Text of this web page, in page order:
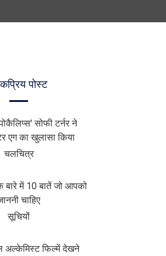
पोस्ट
सोफी टर्नर ने
एग का खुलासा किया
चलचित्र
बारे में 10 बातें जो आपको
चाहिए
सूचियों
अल्केमिस्ट फिल्में देखने